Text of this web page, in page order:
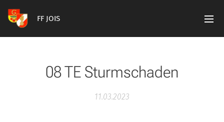
FF JOIS
08 TE Sturmschaden
11.03.2023